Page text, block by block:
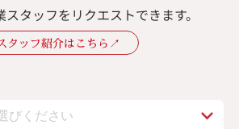
タッフをリクエストできます。
タッフ紹介はこちら↗︎